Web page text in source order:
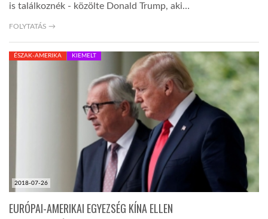
LINKTR.EE
GLOBOZSARU
is találkoznék - közölte Donald Trump, aki…
FOLYTATÁS →
2018-07-26
ÉSZAK-AMERIKA KIEMELT
EURÓPAI-AMERIKAI EGYEZSÉG KÍNA ELLEN